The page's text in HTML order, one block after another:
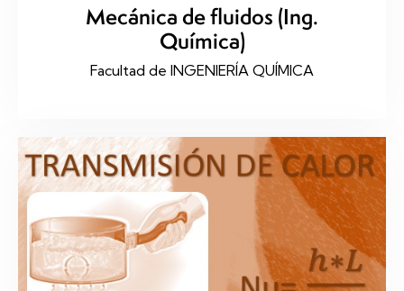
Mecánica de fluidos (Ing.
Química)
Facultad de INGENIERÍA QUÍMICA